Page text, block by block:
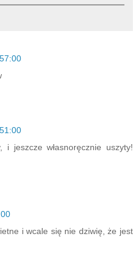
i jeszcze własnoręcznie uszyty!
i wcale się nie dziwię, że jest